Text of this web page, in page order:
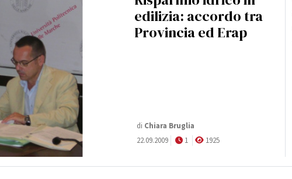
edilizia: accordo tra
Provincia ed Erap
di Chiara Bruglia
22.09.2009
1 1925